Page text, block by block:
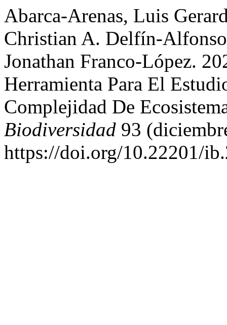
Abarca-Arenas, Luis
Christian A. Delfín-
Jonathan Franco-López.
Herramienta Para El
Complejidad De
Biodiversidad 93
https://doi.org/10.22201/